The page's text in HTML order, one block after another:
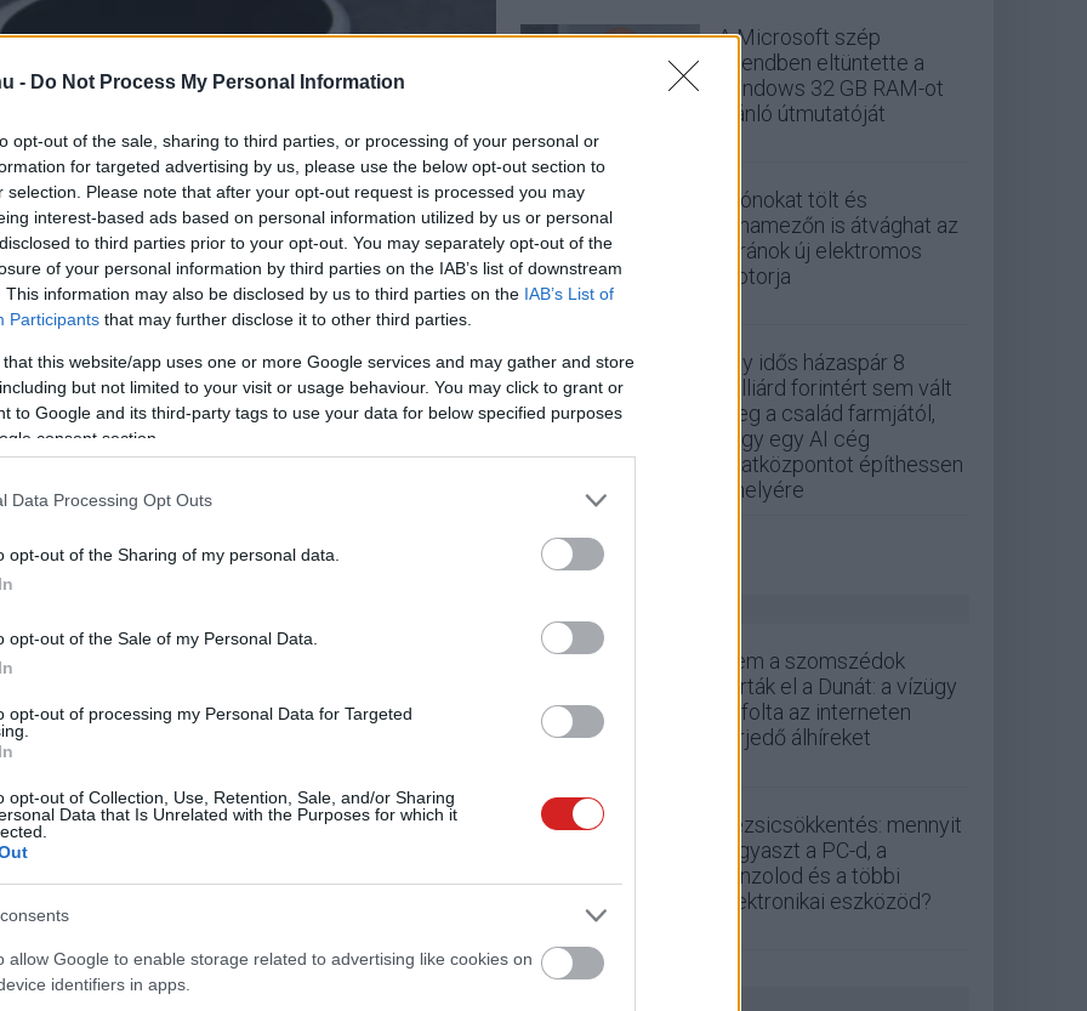
- Do Not Process My Personal Information
opt-out of the sale, sharing to third parties, or processing of your personal or
for targeted advertising by us, please use the below opt-out section to
selection. Please note that after your opt-out request is processed you may
interest-based ads based on personal information utilized by us or personal
to third parties prior to your opt-out. You may separately opt-out of the
of your personal information by third parties on the IAB’s list of downstream
This information may also be disclosed by us to third parties on the IAB’s List of
Participants that may further disclose it to other third parties.
that this website/app uses one or more Google services and may gather and store
but not limited to your visit or usage behaviour. You may click to grant or
to Google and its third-party tags to use your data for below specified purposes
consent section.
Data Processing Opt Outs
opt-out of the Sharing of my personal data.
opt-out of the Sale of my Personal Data.
opt-out of processing my Personal Data for Targeted
opt-out of Collection, Use, Retention, Sale, and/or Sharing
Data that Is Unrelated with the Purposes for which it
allow Google to enable storage related to advertising like cookies on
identifiers in apps.
3310-nek köszönhető, amely 17 év elteltével
dobna piacra. Ezek egyike a Nokia 9
és dupla kamerával.
új balatoni kardioösvény (X)
Tetszik
A Microsoft szép
csendben eltüntette a
Windows 32 GB RAM-ot
ajánló útmutatóját
Drónokat tölt és
aknamezőn is átvághat az
ukránok új elektromos
motorja
Egy idős házaspár 8
milliárd forintért sem vált
meg a család farmjától,
hogy egy AI cég
adatközpontot építhessen
a helyére
Nem a szomszédok
zárták el a Dunát: a vízügy
cáfolta az interneten
terjedő álhíreket
Rezsicsökkentés: mennyit
fogyaszt a PC-d, a
konzolod és a többi
elektronikai eszközöd?